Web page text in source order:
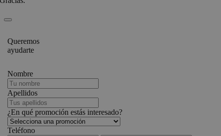
Queremos
ayudarte
Nombre
Apellidos
¿En qué promoción estás interesado?
Teléfono